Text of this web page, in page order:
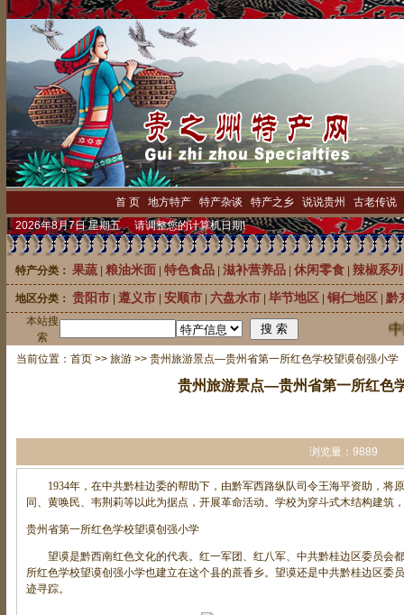
首 页 地方特产 特产杂谈 特产之乡 说说贵州 古老传说
2026年8月7日 星期五 请调整您的计算机日期!
特产分类： 果蔬 粮油米面 特色食品 滋补营养品 休闲零食 辣椒系列
地区分类： 贵阳市 遵义市 安顺市 六盘水市 毕节地区 铜仁地区 黔
本站搜
索
中
当前位置： 首页>> 旅游>> 贵州旅游景点—贵州省第一所红色学校望谟创强小学
贵州旅游景点—贵州省第一所红色
浏览量：9889
1934年，在中共黔桂边委的帮助下，由黔军西路纵队司令王海平资助，将
同、黄唤民、韦荆莉等以此为据点，开展革命活动。学校为穿斗式木结构建筑
贵州省第一所红色学校望谟创强小学
望谟是黔西南红色文化的代表。红一军团、红八军、中共黔桂边区委员会
所红色学校望谟创强小学也建立在这个县的蔗香乡。望谟还是中共黔桂边区委
迹寻踪。